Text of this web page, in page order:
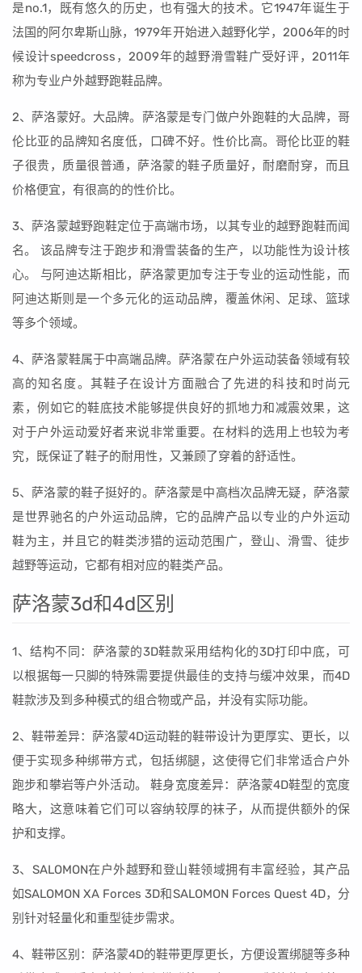
是no.1，既有悠久的历史，也有强大的技术。它1947年诞生于
法国的阿尔卑斯山脉，1979年开始进入越野化学，2006年的时
候设计speedcross，2009年的越野滑雪鞋广受好评，2011年
称为专业户外越野跑鞋品牌。
2、萨洛蒙好。大品牌。萨洛蒙是专门做户外跑鞋的大品牌，哥
伦比亚的品牌知名度低，口碑不好。性价比高。哥伦比亚的鞋
子很贵，质量很普通，萨洛蒙的鞋子质量好，耐磨耐穿，而且
价格便宜，有很高的的性价比。
3、萨洛蒙越野跑鞋定位于高端市场，以其专业的越野跑鞋而闻
名。 该品牌专注于跑步和滑雪装备的生产，以功能性为设计核
心。 与阿迪达斯相比，萨洛蒙更加专注于专业的运动性能，而
阿迪达斯则是一个多元化的运动品牌，覆盖休闲、足球、篮球
等多个领域。
4、萨洛蒙鞋属于中高端品牌。萨洛蒙在户外运动装备领域有较
高的知名度。其鞋子在设计方面融合了先进的科技和时尚元
素，例如它的鞋底技术能够提供良好的抓地力和减震效果，这
对于户外运动爱好者来说非常重要。在材料的选用上也较为考
究，既保证了鞋子的耐用性，又兼顾了穿着的舒适性。
5、萨洛蒙的鞋子挺好的。萨洛蒙是中高档次品牌无疑，萨洛蒙
是世界驰名的户外运动品牌，它的品牌产品以专业的户外运动
鞋为主，并且它的鞋类涉猎的运动范围广，登山、滑雪、徒步
越野等运动，它都有相对应的鞋类产品。
萨洛蒙3d和4d区别
1、结构不同：萨洛蒙的3D鞋款采用结构化的3D打印中底，可
以根据每一只脚的特殊需要提供最佳的支持与缓冲效果，而4D
鞋款涉及到多种模式的组合物或产品，并没有实际功能。
2、鞋带差异：萨洛蒙4D运动鞋的鞋带设计为更厚实、更长，以
便于实现多种绑带方式，包括绑腿，这使得它们非常适合户外
跑步和攀岩等户外活动。 鞋身宽度差异：萨洛蒙4D鞋型的宽度
略大，这意味着它们可以容纳较厚的袜子，从而提供额外的保
护和支撑。
3、SALOMON在户外越野和登山鞋领域拥有丰富经验，其产品
如SALOMON XA Forces 3D和SALOMON Forces Quest 4D，分
别针对轻量化和重型徒步需求。
4、鞋带区别：萨洛蒙4D的鞋带更厚更长，方便设置绑腿等多种